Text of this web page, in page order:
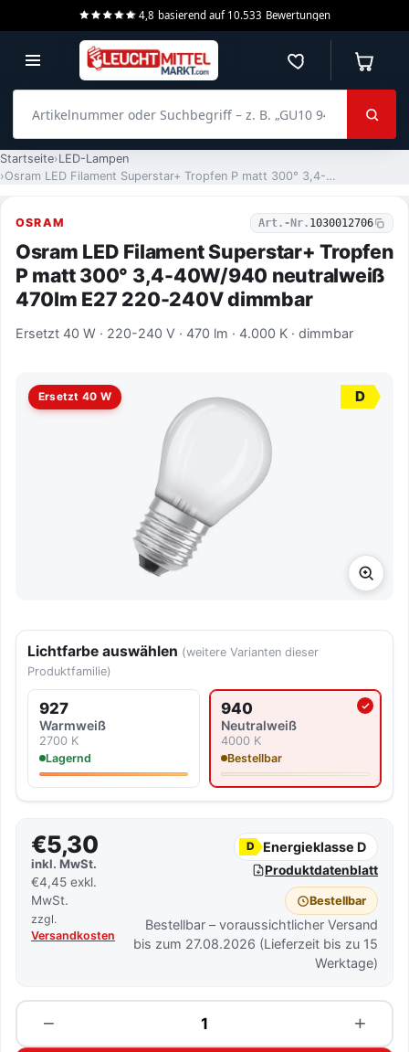
4,8 basierend auf 10.533 Bewertungen
Merkzettel
Startseite LED-Lampen
Osram LED Filament Superstar+ Tropfen P matt 300° 3,4-40W/940 neutralweiß 470lm E27 220-240V dimmbar
OSRAM Art.-Nr. 1030012706
Osram LED Filament Superstar+ Tropfen
P matt 300° 3,4-40W/940 neutralweiß
470lm E27 220-240V dimmbar
Ersetzt 40 W · 220-240 V · 470 lm · 4.000 K · dimmbar
Ersetzt 40 W D
Lichtfarbe auswählen (weitere Varianten dieser
Produktfamilie)
927
Warmweiß
2700 K
Lagernd
940
Neutralweiß
4000 K
Bestellbar
Aktuell ausgewählte
€5,30
inkl. MwSt.
€4,45 exkl.
MwSt.
zzgl.
Versandkosten
D Energieklasse D
Produktdatenblatt
Bestellbar
Bestellbar – voraussichtlicher Versand
bis zum 27.08.2026 (Lieferzeit bis zu 15
Werktage)
−
Menge +